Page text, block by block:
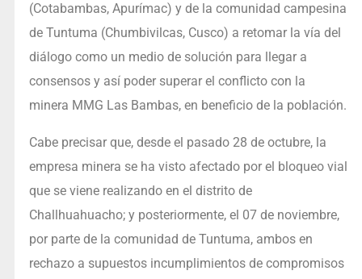
(Cotabambas, Apurímac) y de la comunidad campesina
de Tuntuma (Chumbivilcas, Cusco) a retomar la vía del
diálogo como un medio de solución para llegar a
consensos y así poder superar el conflicto con la
minera MMG Las Bambas, en beneficio de la población.
Cabe precisar que, desde el pasado 28 de octubre, la
empresa minera se ha visto afectado por el bloqueo vial
que se viene realizando en el distrito de
Challhuahuacho; y posteriormente, el 07 de noviembre,
por parte de la comunidad de Tuntuma, ambos en
rechazo a supuestos incumplimientos de compromisos